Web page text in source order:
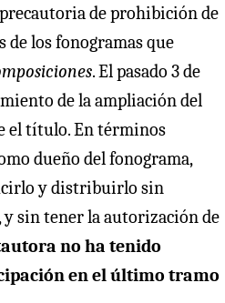
de prohibición de
de los fonogramas que
. El pasado 3 de
de la ampliación del
el título. En términos
dueño del fonograma,
y distribuirlo sin
sin tener la autorización de
no ha tenido
en el último tramo